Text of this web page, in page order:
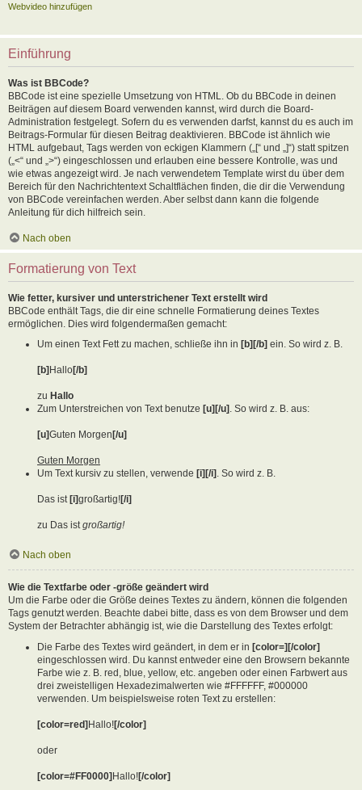
Webvideo hinzufügen
Einführung
Was ist BBCode?
BBCode ist eine spezielle Umsetzung von HTML. Ob du BBCode in deinen
Beiträgen auf diesem Board verwenden kannst, wird durch die Board-
Administration festgelegt. Sofern du es verwenden darfst, kannst du es auch im
Beitrags-Formular für diesen Beitrag deaktivieren. BBCode ist ähnlich wie
HTML aufgebaut, Tags werden von eckigen Klammern („[“ und „]“) statt spitzen
(„<“ und „>“) eingeschlossen und erlauben eine bessere Kontrolle, was und
wie etwas angezeigt wird. Je nach verwendetem Template wirst du über dem
Bereich für den Nachrichtentext Schaltflächen finden, die dir die Verwendung
von BBCode vereinfachen werden. Aber selbst dann kann die folgende
Anleitung für dich hilfreich sein.
Nach oben
Formatierung von Text
Wie fetter, kursiver und unterstrichener Text erstellt wird
BBCode enthält Tags, die dir eine schnelle Formatierung deines Textes
ermöglichen. Dies wird folgendermaßen gemacht:
Um einen Text Fett zu machen, schließe ihn in [b][/b] ein. So wird z. B.
[b] Hallo[/b]
zu Hallo
Zum Unterstreichen von Text benutze [u][/u] . So wird z. B. aus:
[u]Guten Morgen [/u]
Guten Morgen
Um Text kursiv zu stellen, verwende [i][/i] . So wird z. B.
Das ist [i]großartig![/i]
zu Das istgroßartig!
Nach oben
Wie die Textfarbe oder -größe geändert wird
Um die Farbe oder die Größe deines Textes zu ändern, können die folgenden
Tags genutzt werden. Beachte dabei bitte, dass es von dem Browser und dem
System der Betrachter abhängig ist, wie die Darstellung des Textes erfolgt:
Die Farbe des Textes wird geändert, in dem er in [color=][/color]
eingeschlossen wird. Du kannst entweder eine den Browsern bekannte
Farbe wie z. B. red, blue, yellow, etc. angeben oder einen Farbwert aus
drei zweistelligen Hexadezimalwerten wie #FFFFFF, #000000
verwenden. Um beispielsweise roten Text zu erstellen:
[color=red]Hallo![/color]
oder
[color=#FF0000]Hallo![/color]